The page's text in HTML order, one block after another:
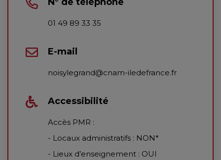
01 49 89 33 35
E-mail
noisylegrand@cnam-iledefrance.fr
Accessibilité
Accès PMR :
- Locaux administratifs : NON*
- Lieux d’enseignement : OUI